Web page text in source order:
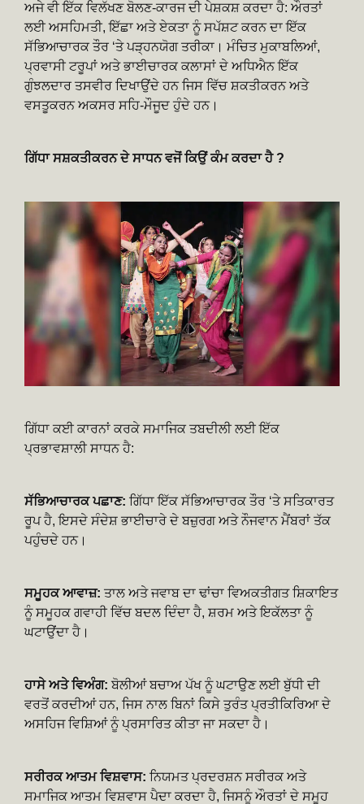
ਅਜੇ ਵੀ ਇੱਕ ਵਿਲੱਖਣ ਬੋਲਣ-ਕਾਰਜ ਦੀ ਪੇਸ਼ਕਸ਼ ਕਰਦਾ ਹੈ: ਔਰਤਾਂ
ਲਈ ਅਸਹਿਮਤੀ, ਇੱਛਾ ਅਤੇ ਏਕਤਾ ਨੂੰ ਸਪੱਸ਼ਟ ਕਰਨ ਦਾ ਇੱਕ
ਸੱਭਿਆਚਾਰਕ ਤੌਰ ‘ਤੇ ਪੜ੍ਹਨਯੋਗ ਤਰੀਕਾ। ਮੰਚਿਤ ਮੁਕਾਬਲਿਆਂ,
ਪ੍ਰਵਾਸੀ ਟਰੂਪਾਂ ਅਤੇ ਭਾਈਚਾਰਕ ਕਲਾਸਾਂ ਦੇ ਅਧਿਐਨ ਇੱਕ
ਗੁੰਝਲਦਾਰ ਤਸਵੀਰ ਦਿਖਾਉਂਦੇ ਹਨ ਜਿਸ ਵਿੱਚ ਸ਼ਕਤੀਕਰਨ ਅਤੇ
ਵਸਤੂਕਰਨ ਅਕਸਰ ਸਹਿ-ਮੌਜੂਦ ਹੁੰਦੇ ਹਨ।
ਗਿੱਧਾ ਸਸ਼ਕਤੀਕਰਨ ਦੇ ਸਾਧਨ ਵਜੋਂ ਕਿਉਂ ਕੰਮ ਕਰਦਾ ਹੈ ?
ਗਿੱਧਾ ਕਈ ਕਾਰਨਾਂ ਕਰਕੇ ਸਮਾਜਿਕ ਤਬਦੀਲੀ ਲਈ ਇੱਕ
ਪ੍ਰਭਾਵਸ਼ਾਲੀ ਸਾਧਨ ਹੈ:
ਸੱਭਿਆਚਾਰਕ ਪਛਾਣ: ਗਿੱਧਾ ਇੱਕ ਸੱਭਿਆਚਾਰਕ ਤੌਰ ‘ਤੇ ਸਤਿਕਾਰਤ
ਰੂਪ ਹੈ, ਇਸਦੇ ਸੰਦੇਸ਼ ਭਾਈਚਾਰੇ ਦੇ ਬਜ਼ੁਰਗ ਅਤੇ ਨੌਜਵਾਨ ਮੈਂਬਰਾਂ ਤੱਕ
ਪਹੁੰਚਦੇ ਹਨ।
ਸਮੂਹਕ ਆਵਾਜ਼: ਤਾਲ ਅਤੇ ਜਵਾਬ ਦਾ ਢਾਂਚਾ ਵਿਅਕਤੀਗਤ ਸ਼ਿਕਾਇਤ
ਨੂੰ ਸਮੂਹਕ ਗਵਾਹੀ ਵਿੱਚ ਬਦਲ ਦਿੰਦਾ ਹੈ, ਸ਼ਰਮ ਅਤੇ ਇਕੱਲਤਾ ਨੂੰ
ਘਟਾਉਂਦਾ ਹੈ।
ਹਾਸੇ ਅਤੇ ਵਿਅੰਗ: ਬੋਲੀਆਂ ਬਚਾਅ ਪੱਖ ਨੂੰ ਘਟਾਉਣ ਲਈ ਬੁੱਧੀ ਦੀ
ਵਰਤੋਂ ਕਰਦੀਆਂ ਹਨ, ਜਿਸ ਨਾਲ ਬਿਨਾਂ ਕਿਸੇ ਤੁਰੰਤ ਪ੍ਰਤੀਕਿਰਿਆ ਦੇ
ਅਸਹਿਜ ਵਿਸ਼ਿਆਂ ਨੂੰ ਪ੍ਰਸਾਰਿਤ ਕੀਤਾ ਜਾ ਸਕਦਾ ਹੈ।
ਸਰੀਰਕ ਆਤਮ ਵਿਸ਼ਵਾਸ: ਨਿਯਮਤ ਪ੍ਰਦਰਸ਼ਨ ਸਰੀਰਕ ਅਤੇ
ਸਮਾਜਿਕ ਆਤਮ ਵਿਸ਼ਵਾਸ ਪੈਦਾ ਕਰਦਾ ਹੈ, ਜਿਸਨੂੰ ਔਰਤਾਂ ਦੇ ਸਮੂਹ